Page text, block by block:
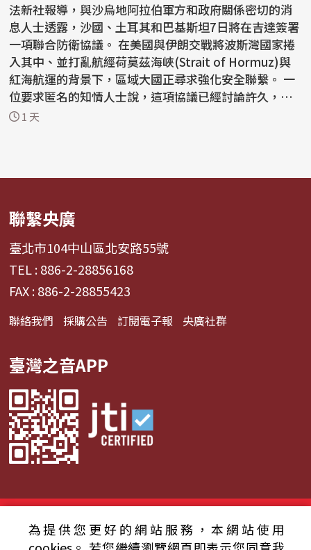
法新社報導，與沙烏地阿拉伯軍方和政府關係密切的消
息人士透露，沙國、土耳其和巴基斯坦7日將在吉達簽署
一項聯合防衛協議。 在美國與伊朗交戰將波斯灣國家捲
入其中、並打亂航經荷莫茲海峽(Strait of Hormuz)與
紅海航運的背景下，區域大國正尋求強化安全聯繫。 一
位要求匿名的知情人士說，這項協議已經討論許久，
但...1 天
聯繫央廣
臺北市104中山區北安路55號
TEL : 886-2-28856168
FAX : 886-2-28855423
聯絡我們 採購公告 訂閱電子報 央廣社群
臺灣之音APP
© 2024財團法人中央廣播電臺 版權所有
為提供您更好的網站服務，本網站使用